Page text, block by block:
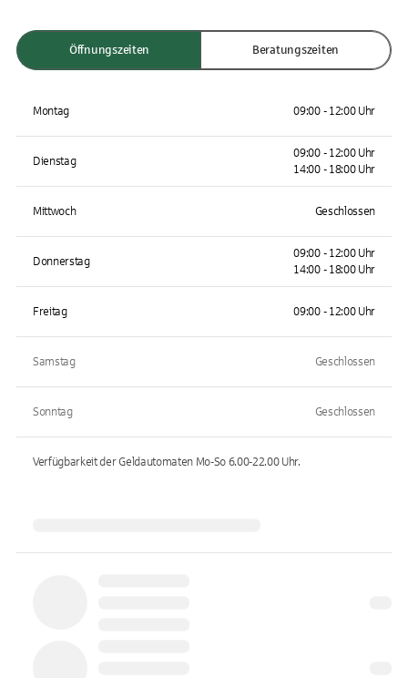
Öffnungszeiten Beratungszeiten
Montag 09:00 - 12:00 Uhr
Dienstag
09:00 - 12:00 Uhr
14:00 - 18:00 Uhr
Mittwoch Geschlossen
Donnerstag
09:00 - 12:00 Uhr
14:00 - 18:00 Uhr
Freitag 09:00 - 12:00 Uhr
Samstag Geschlossen
Sonntag Geschlossen
Verfügbarkeit der Geldautomaten Mo-So 6.00-22.00Uhr.